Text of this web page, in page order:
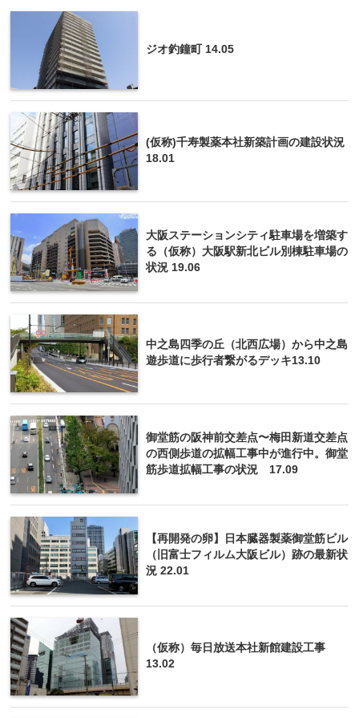
ジオ釣鐘町 14.05
(仮称)千寿製薬本社新築計画の建設状況
18.01
大阪ステーションシティ駐車場を増築す
る（仮称）大阪駅新北ビル別棟駐車場の
状況 19.06
中之島四季の丘（北西広場）から中之島
遊歩道に歩行者繋がるデッキ13.10
御堂筋の阪神前交差点〜梅田新道交差点
の西側歩道の拡幅工事中が進行中。御堂
筋歩道拡幅工事の状況 17.09
【再開発の卵】日本臓器製薬御堂筋ビル
（旧富士フィルム大阪ビル）跡の最新状
況 22.01
（仮称）毎日放送本社新館建設工事
13.02